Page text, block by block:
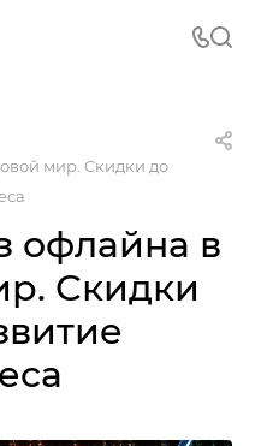
мир. Скидки до
офлайна в
Скидки